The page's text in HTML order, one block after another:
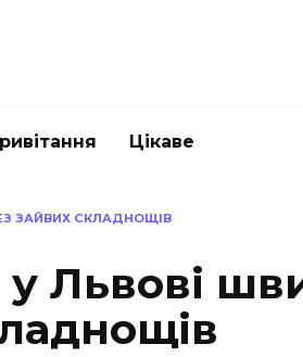
Цікаве
ЗАЙВИХ СКЛАДНОЩІВ
Львові